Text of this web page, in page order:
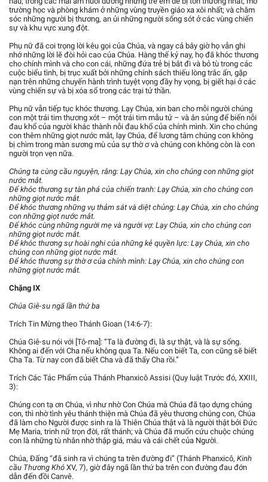
trường học và phòng khám ở những vùng truyền giáo xa xôi nhất; và chăm
sóc những người bị thương, an ủi những người sống sót ở các vùng chiến
sự và khu vực xung đột.
Phụ nữ đã coi trọng lời kêu gọi của Chúa, và ngay cả bây giờ họ vẫn ghi
nhớ những lời lẽ đòi hỏi cao của Chúa. Hàng thế kỷ nay, họ đã khóc thương
cho chính mình và cho con cái, những đứa trẻ bị bắt đi và bỏ tù trong các
cuộc biểu tình, bị trục xuất bởi những chính sách thiếu lòng trắc ẩn, gặp
nạn trên những chuyến hành trình tuyệt vọng đầy hy vọng, bị giết hại ở các
vùng chiến sự và bị xóa sổ trong các trại tử thần.
Phụ nữ vẫn tiếp tục khóc thương. Lạy Chúa, xin ban cho mỗi người chúng
con một trái tim thương xót – một trái tim mẫu tử – và ân sủng để biến nỗi
đau khổ của người khác thành nỗi đau khổ của chính mình. Xin cho chúng
con thêm những giọt nước mắt, lạy Chúa, để lương tâm chúng con không
bị chìm trong màn sương mù của sự thờ ơ và chúng con không còn là con
người trọn vẹn nữa.
Chúng ta cùng cầu nguyện, rằng: Lạy Chúa, xin cho chúng con những giọt
nước mắt.
Để khóc thương sự tàn phá của chiến tranh: Lạy Chúa, xin cho chúng con
những giọt nước mắt.
Để khóc thương những vụ thảm sát và diệt chủng: Lạy Chúa, xin cho chúng
con những giọt nước mắt.
Để khóc cùng những người mẹ và người vợ: Lạy Chúa, xin cho chúng con
những giọt nước mắt.
Để khóc thương sự hoài nghi của những kẻ quyền lực: Lạy Chúa, xin cho
chúng con những giọt nước mắt.
Để khóc thương sự thờ ơ của chính mình: Lạy Chúa, xin cho chúng con
những giọt nước mắt.
Chặng IX
Chúa Giê-su ngã lần thứ ba
Trích Tin Mừng theo Thánh Gioan (14:6-7):
Chúa Giê-su nói với [Tô-ma]: “Ta là đường đi, là sự thật, và là sự sống.
Không ai đến với Cha nếu không qua Ta. Nếu con biết Ta, con cũng sẽ biết
Cha Ta. Từ nay con đã biết Cha và đã thấy Cha rồi.”
Trích Các Tác Phẩm của Thánh Phanxicô Assisi (Quy luật Trước đó, XXIII,
3):
Chúng con tạ ơn Chúa, vì như nhờ Con Chúa mà Chúa đã tạo dựng chúng
con, thì nhờ tình yêu thánh thiện mà Chúa đã yêu thương chúng con, Chúa
đã làm cho Người được sinh ra là Thiên Chúa thật và là người thật bởi Đức
Mẹ Maria, trinh nữ trọn đời, rất thánh; và Chúa đã muốn cứu chuộc chúng
con là những tù nhân nhờ thập giá, máu và cái chết của Người.
Chúa, Đấng “đã sinh ra vì chúng ta trên đường đi” (Thánh Phanxicô, Kinh
cầu Thương Khó XV, 7), giờ đây ngã lần thứ ba trên con đường đau đớn
dẫn đến đồi Canvê.